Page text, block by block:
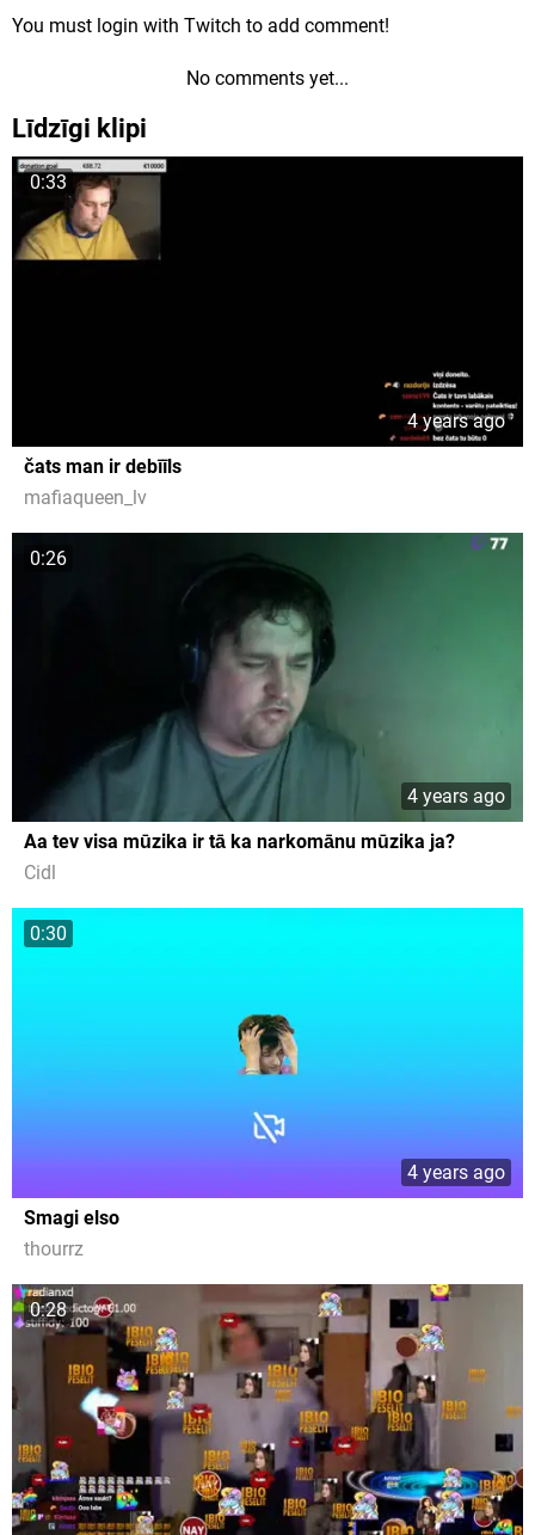
You must login with Twitch to add comment!
No comments yet...
Līdzīgi klipi
0:33
4 years ago
čats man ir debīīls
mafiaqueen_lv
0:26
4 years ago
Aa tev visa mūzika ir tā ka narkomānu mūzika ja?
Cidl
0:30
4 years ago
Smagi elso
thourrz
0:28